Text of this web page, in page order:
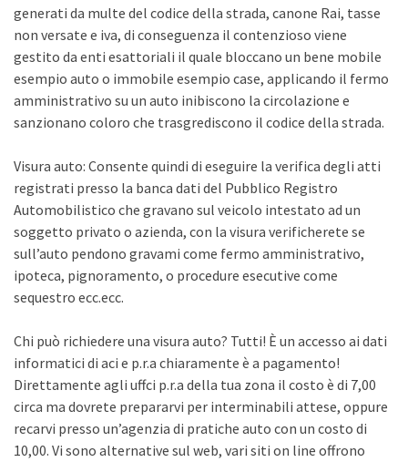
generati da multe del codice della strada, canone Rai, tasse
non versate e iva, di conseguenza il contenzioso viene
gestito da enti esattoriali il quale bloccano un bene mobile
esempio auto o immobile esempio case, applicando il fermo
amministrativo su un auto inibiscono la circolazione e
sanzionano coloro che trasgrediscono il codice della strada.
Visura auto: Consente quindi di eseguire la verifica degli atti
registrati presso la banca dati del Pubblico Registro
Automobilistico che gravano sul veicolo intestato ad un
soggetto privato o azienda, con la visura verificherete se
sull’auto pendono gravami come fermo amministrativo,
ipoteca, pignoramento, o procedure esecutive come
sequestro ecc.ecc.
Chi può richiedere una visura auto? Tutti! È un accesso ai dati
informatici di aci e p.r.a chiaramente è a pagamento!
Direttamente agli uffci p.r.a della tua zona il costo è di 7,00
circa ma dovrete prepararvi per interminabili attese, oppure
recarvi presso un’agenzia di pratiche auto con un costo di
10,00. Vi sono alternative sul web, vari siti on line offrono